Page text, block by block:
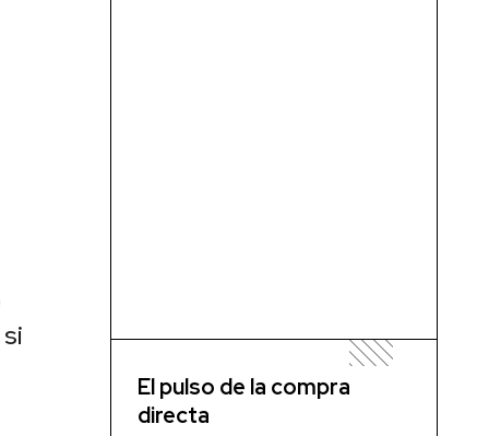
El pulso de la compra
directa